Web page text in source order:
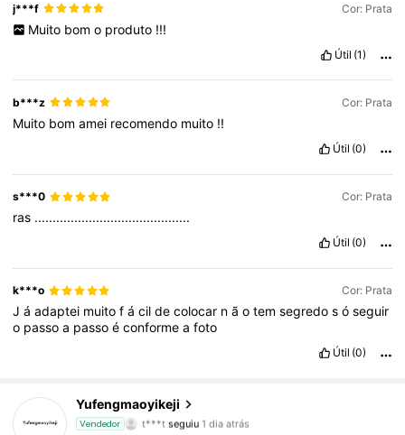
j***f Cor: Prata
Muito bom o produto !!!
Útil (1)
b***z Cor: Prata
Muito bomamei recomendo muito !!
Útil (0)
s***0 Cor: Prata
ras ...........................................
Útil (0)
k***o Cor: Prata
Jáadaptei muitofácildecolocar nãotemsegredosóseguir
o passoa passoéconformeafoto
Útil (0)
Yufengmaoyikeji
Vendedor
4,82
44 Seguidores
t***tseguiu
4,82
44 Seguidores